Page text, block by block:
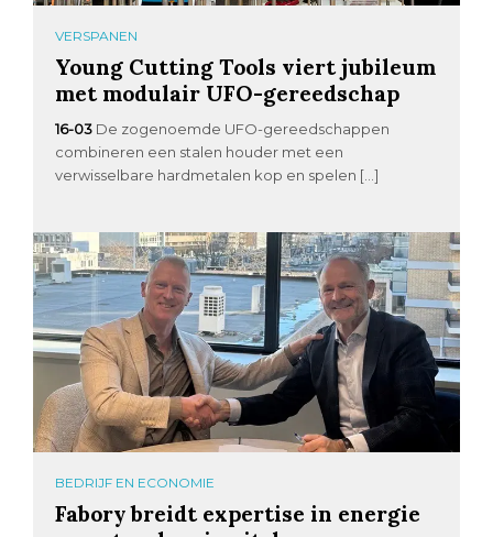
VERSPANEN
Young Cutting Tools viert jubileum
met modulair UFO-gereedschap
16-03 De zogenoemde UFO-gereedschappen
combineren een stalen houder met een
verwisselbare hardmetalen kop en spelen […]
BEDRIJF EN ECONOMIE
Fabory breidt expertise in energie